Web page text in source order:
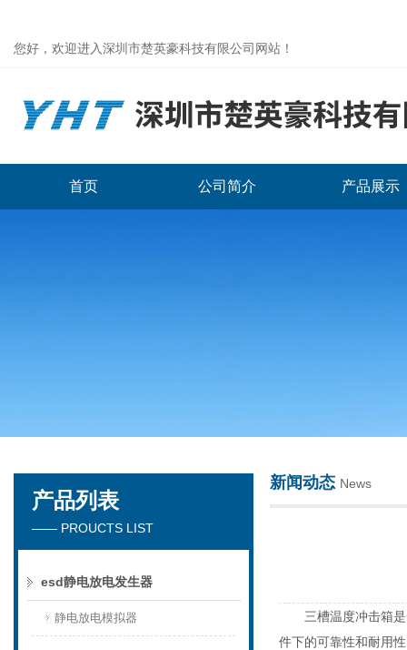
您好，欢迎进入深圳市楚英豪科技有限公司网站！
深圳市楚英豪科技有限公司
首页 公司简介 产品展示
产品列表
—— PROUCTS LIST
esd静电放电发生器
静电放电模拟器
新闻动态 News
三槽温度冲击箱是
件下的可靠性和耐用